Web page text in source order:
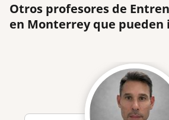
Otros profesores de
en Monterrey que